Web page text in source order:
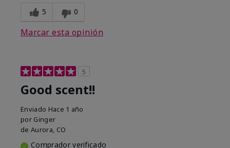
5 0
Marcar esta opinión
5
Good scent!!
Enviado Hace 1 año
por Ginger
de Aurora, CO
Comprador verificado